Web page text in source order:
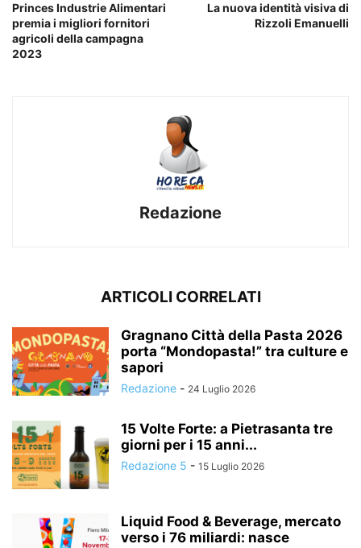
Princes Industrie Alimentari
premia i migliori fornitori
agricoli della campagna
2023
La nuova identità visiva di
Rizzoli Emanuelli
Redazione
ARTICOLI CORRELATI
Gragnano Città della Pasta 2026
porta “Mondopasta!” tra culture e
sapori
Redazione - 24 Luglio 2026
15 Volte Forte: a Pietrasanta tre
giorni per i 15 anni...
Redazione 5 - 15 Luglio 2026
Liquid Food & Beverage, mercato
verso i 76 miliardi: nasce